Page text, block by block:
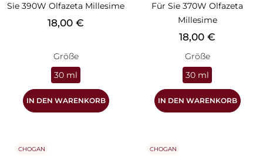
Sie 390W Olfazeta Millesime
Preis
18,00 €
Größe
30 ml
IN DEN WARENKORB
Für Sie 370W Olfazeta
Millesime
Preis
18,00 €
Größe
30 ml
IN DEN WARENKORB
CHOGAN CHOGAN